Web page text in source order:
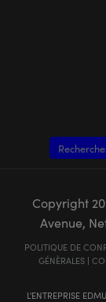
Copyright
Avenue,
POLITIQUE DE
GÉNÈRALES|
L'ENTREPRISE